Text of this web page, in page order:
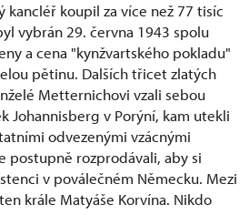
koupil za více než 77 tisíc
vybrán 29. června 1943 spolu
a cena "kynžvartského pokladu"
pětinu. Dalších třicet zlatých
Metternichovi vzali sebou
Johannisberg v Porýní, kam utekli
odvezenými vzácnými
postupně rozprodávali, aby si
v poválečném Německu. Mezi
krále Matyáše Korvína. Nikdo